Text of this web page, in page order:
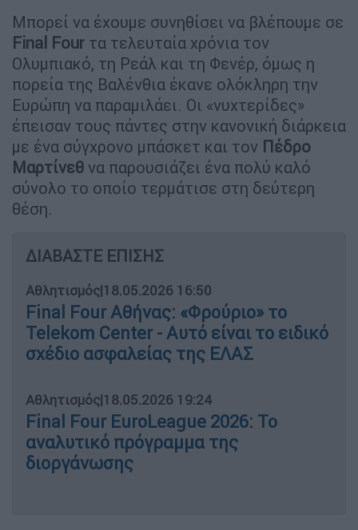
Μπορεί να έχουμε συνηθίσει να βλέπουμε σε
Final Four τα τελευταία χρόνια τον
Ολυμπιακό, τη Ρεάλ και τη Φενέρ, όμως η
πορεία της Βαλένθια έκανε ολόκληρη την
Ευρώπη να παραμιλάει. Οι «νυχτερίδες»
έπεισαν τους πάντες στην κανονική διάρκεια
με ένα σύγχρονο μπάσκετ και τον Πέδρο
Μαρτίνεθ να παρουσιάζει ένα πολύ καλό
σύνολο το οποίο τερμάτισε στη δεύτερη
θέση.
ΔΙΑΒΑΣΤΕ ΕΠΙΣΗΣ
Αθλητισμός|18.05.2026 16:50
Final Four Αθήνας: «Φρούριο» το
Telekom Center - Αυτό είναι το ειδικό
σχέδιο ασφαλείας της ΕΛΑΣ
Αθλητισμός|18.05.2026 19:24
Final Four EuroLeague 2026: Το
αναλυτικό πρόγραμμα της
διοργάνωσης